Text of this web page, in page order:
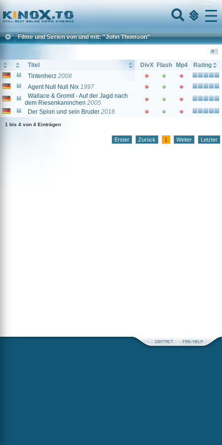
Home
Menu
Filme und Serien von und mit: "John Thomson"
Titel DivX Flash Mp4
Rating
Tintenherz 2008
Agent Null Null Nix 1997
Wallace & Gromit - Auf der Jagd nach
dem Riesenkaninchen 2005
Der Spion und sein Bruder 2016
1 bis 4 von 4 Einträgen
Erster Zurück 1 Weiter Letzter